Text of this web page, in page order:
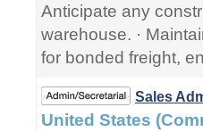
Anticipate any
warehouse. ·
for bonded freight,
Sales
United States